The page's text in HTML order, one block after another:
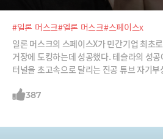
#일론 머스크#엘론 머스크#스페이스x
일론 머스크의 스페이스X가 민간기업 최초
거장에 도킹하는데 성공했다. 테슬라의 성
터널을 초고속으로 달리는 진공 튜브 자기
387